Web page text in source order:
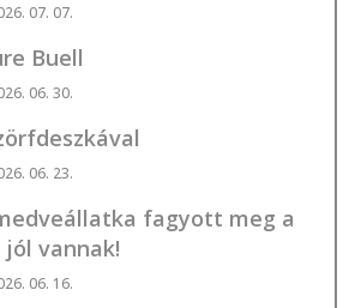
07. 07.
Buell
06. 30.
06. 23.
fagyott meg a
jól vannak!
06. 16.